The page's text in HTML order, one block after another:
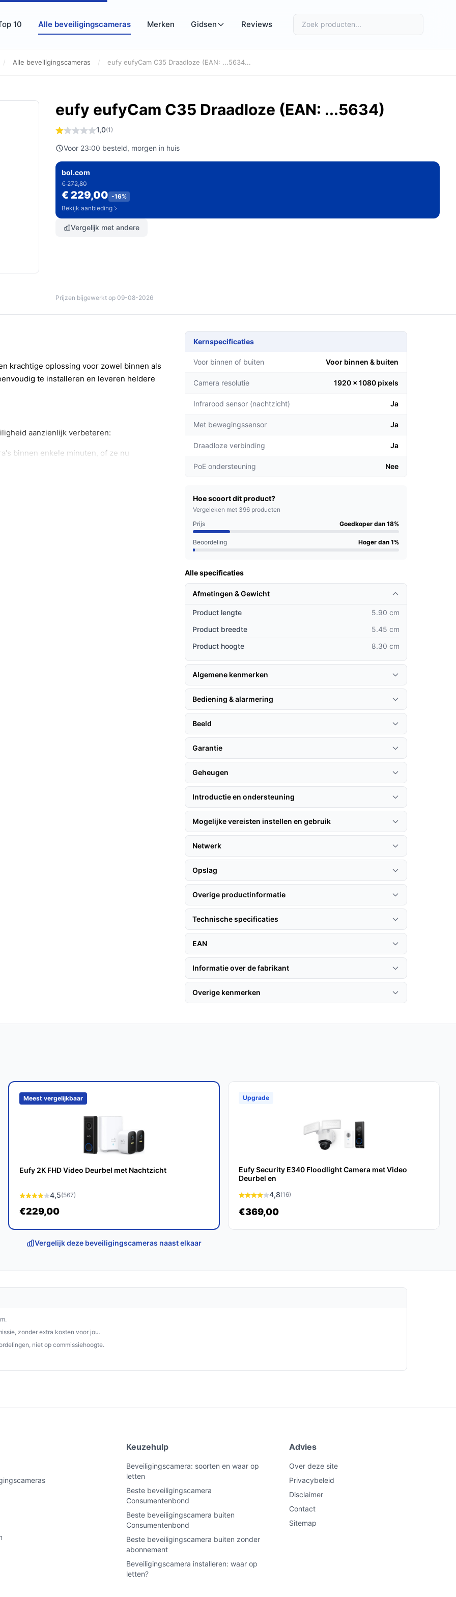
10 Alle beveiligingscameras Merken Gidsen Reviews
/ Alle beveiligingscameras / eufy eufyCam C35 Draadloze (EAN: ...5634...
eufy eufyCam C35 Draadloze (EAN: ...5634)
1,0(1)
Voor 23:00 besteld, morgen in huis
bol.com
€ 272,80
€ 229,00 -16%
Bekijk aanbieding
Vergelijk met andere
Prijzen bijgewerkt op 09-08-2026
krachtige oplossing voor zowel binnen als
te installeren en leveren heldere
aanzienlijk verbeteren:
binnen enkele minuten, of ze nu
C35 unieke functies zoals lokale
keuze voor iedereen die op zoek
beveiligingsoplossing. Met
zorgt het voor een veiligere omgeving.
Kernspecificaties
Voor binnen of buiten Voor binnen & buiten
Camera resolutie 1920 x 1080 pixels
Infrarood sensor (nachtzicht) Ja
Met bewegingssensor Ja
Draadloze verbinding Ja
PoE ondersteuning Nee
Hoe scoort dit product?
Vergeleken met 396 producten
Prijs
Goedkoper dan 18%
Beoordeling Hoger dan 1%
Alle specificaties
Afmetingen & Gewicht
Product lengte
5.90 cm
Product breedte
5.45 cm
Product hoogte
8.30 cm
Algemene kenmerken
Bediening & alarmering
Beeld
Garantie
Geheugen
Introductie en ondersteuning
Mogelijke vereisten instellen en gebruik
Netwerk
Opslag
Overige productinformatie
Technische specificaties
EAN
Informatie over de fabrikant
Overige kenmerken
Meest vergelijkbaar
Eufy 2K FHD Video Deurbel met Nachtzicht
4,5(567)
€229,00
Upgrade
Eufy Security E340 Floodlight Camera met Video
Deurbel en
4,8(16)
€369,00
Vergelijk deze beveiligingscameras naast elkaar
zonder extra kosten voor jou.
niet op commissiehoogte.
Keuzehulp
Beveiligingscamera: soorten en waar op
letten
Beste beveiligingscamera
Consumentenbond
Beste beveiligingscamera buiten
Consumentenbond
Beste beveiligingscamera buiten zonder
abonnement
Beveiligingscamera installeren: waar op
letten?
Advies
Over deze site
Privacybeleid
Disclaimer
Contact
Sitemap